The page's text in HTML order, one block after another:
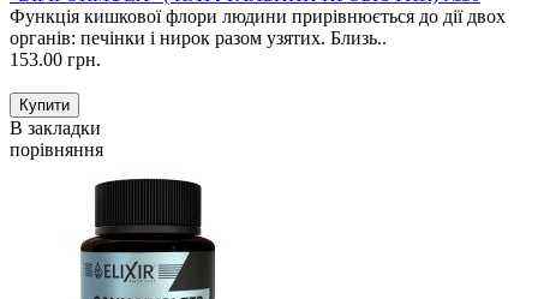
Функція кишкової флори людини прирівнюється до дії двох
органів: печінки і нирок разом узятих. Близь..
153.00 грн.
В закладки
порівняння